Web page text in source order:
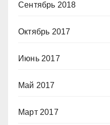
Сентябрь 2018
Октябрь 2017
Июнь 2017
Май 2017
Март 2017